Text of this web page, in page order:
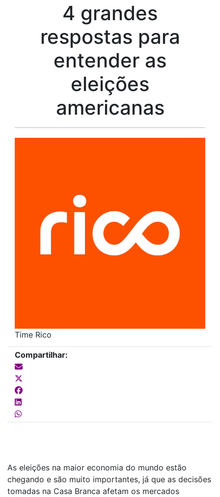
4 grandes
respostas para
entender as
eleições
americanas
Time Rico
Compartilhar:
As eleições na maior economia do mundo estão
chegando e são muito importantes, já que as decisões
tomadas na Casa Branca afetam os mercados